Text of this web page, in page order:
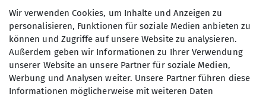
Bei frostigen Temperaturen (-4°C) gehen wir bei
der Seilbahn über verschneite Wirtschaftswege
los, Richtung Soila Alm. Der langsam ansteigende
Weg, am Bachlauf entlang durch schöne
verschneite Winterlandschaft erreichen wir nach
eineinhalb Stunden unsern Rastplatz. Nach einer
Wir verwenden Cookies, um Inhalte und Anzeigen zu
personalisieren, Funktionen für soziale Medien anbieten zu
können und Zugriffe auf unsere Website zu analysieren.
Außerdem geben wir Informationen zu Ihrer Verwendung
unserer Website an unsere Partner für soziale Medien,
Werbung und Analysen weiter. Unsere Partner führen diese
Informationen möglicherweise mit weiteren Daten